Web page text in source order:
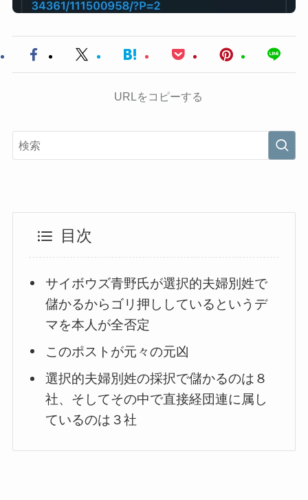
URLをコピーする
目次
サイボウズ青野氏が選択的夫婦別姓で
儲かるからゴリ押ししているというデ
マを本人が全否定
このポストが元々の元凶
選択的夫婦別姓の採択で儲かるのは８
社、そしてその中で直接経団連に属し
ているのは３社